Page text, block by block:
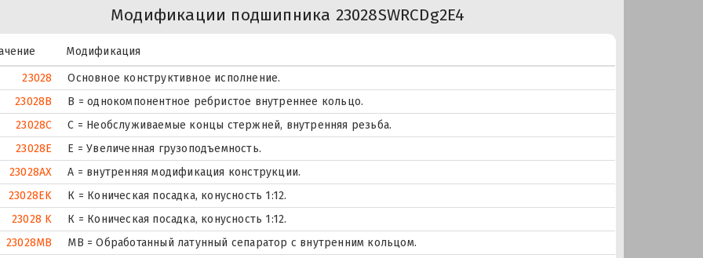
Модификации подшипника 23028SWRCDg2E4
Модификация
23028
Основное конструктивное исполнение.
23028B
B = однокомпонентное ребристое внутреннее кольцо.
23028C
С = Необслуживаемые концы стержней, внутренняя резьба.
23028E
Е = Увеличенная грузоподъемность.
23028AX
A = внутренняя модификация конструкции.
23028EK
К = Коническая посадка, конусность 1:12.
23028 K
К = Коническая посадка, конусность 1:12.
23028MB
MB = Обработанный латунный сепаратор с внутренним кольцом.